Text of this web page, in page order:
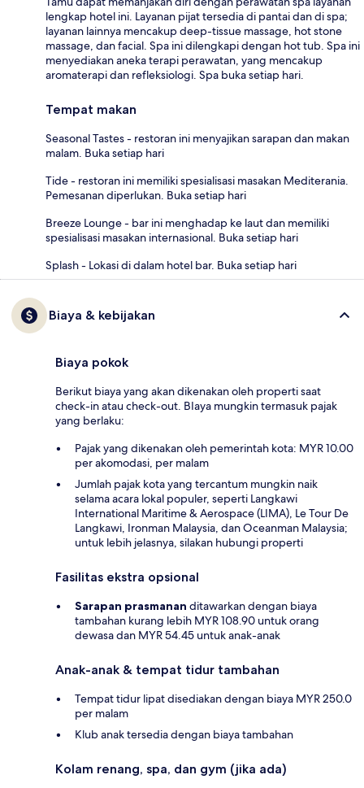
lengkap hotel ini. Layanan pijat tersedia di pantai dan di spa;
layanan lainnya mencakup deep-tissue massage, hot stone
massage, dan facial. Spa ini dilengkapi dengan hot tub. Spa ini
menyediakan aneka terapi perawatan, yang mencakup
aromaterapi dan refleksiologi. Spa buka setiap hari.
Tempat makan
Seasonal Tastes - restoran ini menyajikan sarapan dan makan
malam. Buka setiap hari
Tide - restoran ini memiliki spesialisasi masakan Mediterania.
Pemesanan diperlukan. Buka setiap hari
Breeze Lounge - bar ini menghadap ke laut dan memiliki
spesialisasi masakan internasional. Buka setiap hari
Splash - Lokasi di dalam hotel bar. Buka setiap hari
Biaya & kebijakan
Biaya pokok
Berikut biaya yang akan dikenakan oleh properti saat
check-in atau check-out. BIaya mungkin termasuk pajak
yang berlaku:
Pajak yang dikenakan oleh pemerintah kota: MYR 10.00
per akomodasi, per malam
Jumlah pajak kota yang tercantum mungkin naik
selama acara lokal populer, seperti Langkawi
International Maritime & Aerospace (LIMA), Le Tour De
Langkawi, Ironman Malaysia, dan Oceanman Malaysia;
untuk lebih jelasnya, silakan hubungi properti
Fasilitas ekstra opsional
Sarapan prasmanan ditawarkan dengan biaya
tambahan kurang lebih MYR 108.90 untuk orang
dewasa dan MYR 54.45 untuk anak-anak
Anak-anak & tempat tidur tambahan
Tempat tidur lipat disediakan dengan biaya MYR 250.0
per malam
Klub anak tersedia dengan biaya tambahan
Kolam renang, spa, dan gym (jika ada)